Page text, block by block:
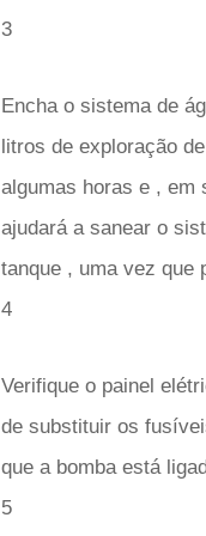
3
Encha o sistema de
litros de exploração
algumas horas e , em
ajudará a sanear o
tanque , uma vez que
4
Verifique o painel
de substituir os
que a bomba está
5